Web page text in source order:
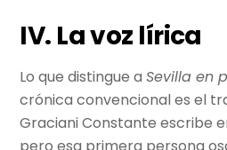
IV. La voz lírica
Lo que distingue aSevilla en
crónica convencional es el
Graciani Constante escribe